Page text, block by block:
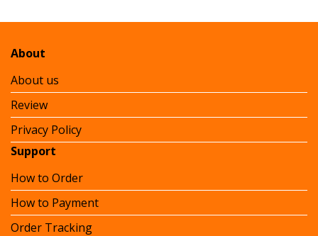
About
About us
Review
Privacy Policy
Support
How to Order
How to Payment
Order Tracking